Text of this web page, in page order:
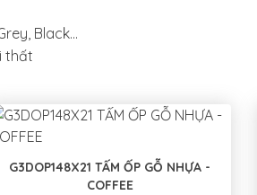
Black...
thất
G3DOP148X21 TẤM ỐP GỖ NHỰA -
COFFEE